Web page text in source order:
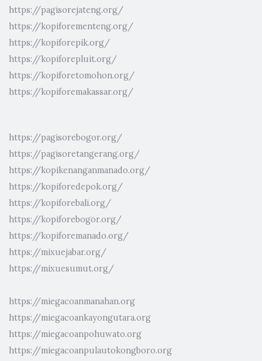
https://pagisorejateng.org/
https://kopiforementeng.org/
https://kopiforepik.org/
https://kopiforepluit.org/
https://kopiforetomohon.org/
https://kopiforemakassar.org/
https://pagisorebogor.org/
https://pagisoretangerang.org/
https://kopikenanganmanado.org/
https://kopiforedepok.org/
https://kopiforebali.org/
https://kopiforebogor.org/
https://kopiforemanado.org/
https://mixuejabar.org/
https://mixuesumut.org/
https://miegacoanmanahan.org
https://miegacoankayongutara.org
https://miegacoanpohuwato.org
https://miegacoanpulautokongboro.org